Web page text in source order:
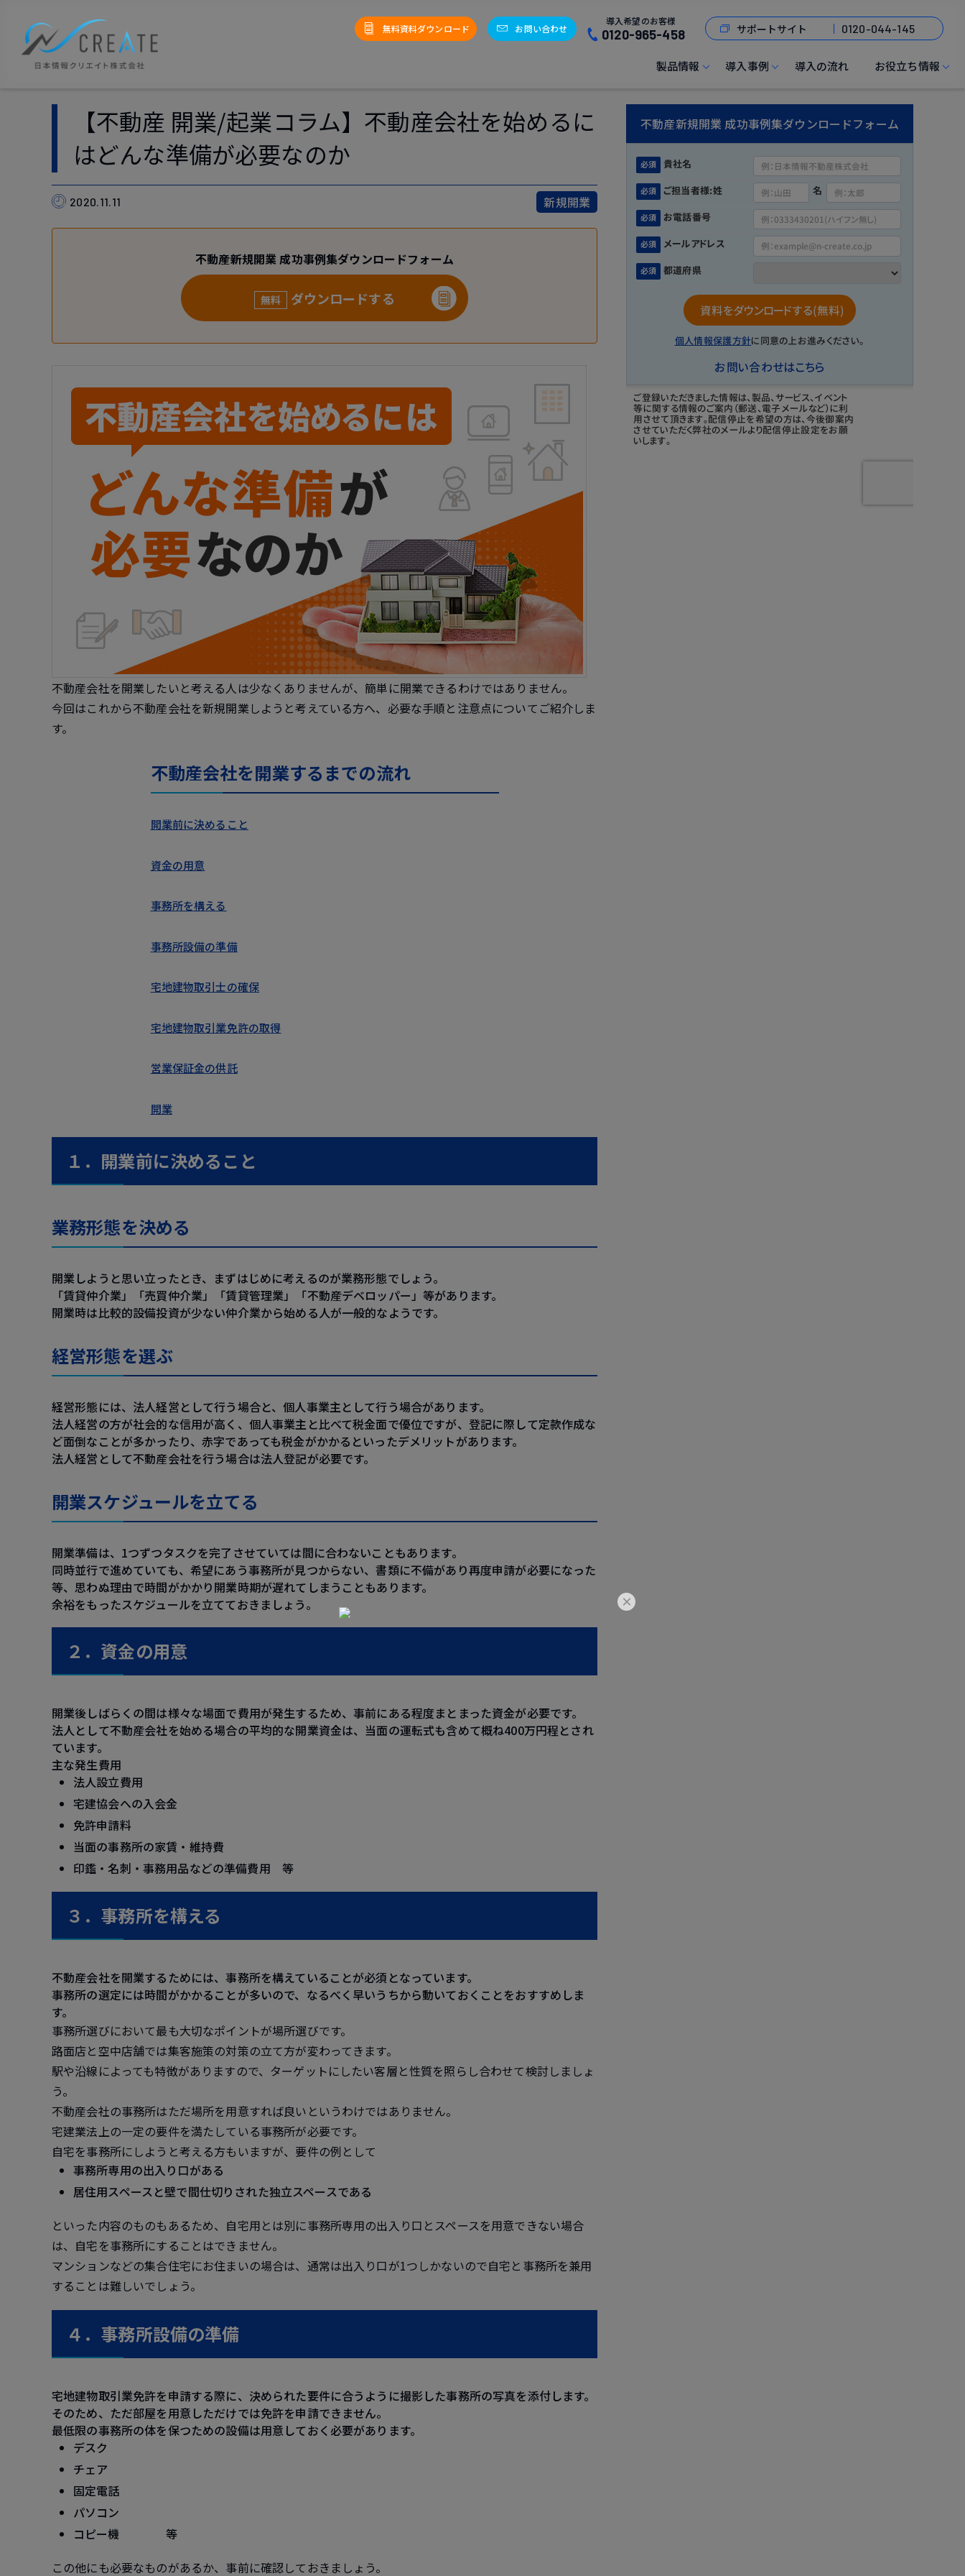
無料資料ダウンロード お問い合わせ
導入希望のお客様
0120-965-458 サポートサイト 0120-044-145
製品情報 導入事例 導入の流れ お役立ち情報
【不動産 開業/起業コラム】不動産会社を始めるに
はどんな準備が必要なのか
2020.11.11 新規開業
不動産新規開業 成功事例集ダウンロードフォーム
無料 ダウンロードする
不動産会社を開業したいと考える人は少なくありませんが、簡単に開業できるわけではありません。
今回はこれから不動産会社を新規開業しようと考えている方へ、必要な手順と注意点についてご紹介しま
す。
不動産会社を開業するまでの流れ
開業前に決めること
資金の用意
事務所を構える
事務所設備の準備
宅地建物取引士の確保
宅地建物取引業免許の取得
営業保証金の供託
開業
１．開業前に決めること
業務形態を決める
開業しようと思い立ったとき、まずはじめに考えるのが業務形態でしょう。
「賃貸仲介業」「売買仲介業」「賃貸管理業」「不動産デベロッパー」等があります。
開業時は比較的設備投資が少ない仲介業から始める人が一般的なようです。
経営形態を選ぶ
経営形態には、法人経営として行う場合と、個人事業主として行う場合があります。
法人経営の方が社会的な信用が高く、個人事業主と比べて税金面で優位ですが、登記に際して定款作成な
ど面倒なことが多かったり、赤字であっても税金がかかるといったデメリットがあります。
法人経営として不動産会社を行う場合は法人登記が必要です。
開業スケジュールを立てる
開業準備は、1つずつタスクを完了させていては間に合わないこともあります。
同時並行で進めていても、希望にあう事務所が見つからない、書類に不備があり再度申請が必要になった
等、思わぬ理由で時間がかかり開業時期が遅れてしまうこともあります。
余裕をもったスケジュールを立てておきましょう。
２．資金の用意
開業後しばらくの間は様々な場面で費用が発生するため、事前にある程度まとまった資金が必要です。
法人として不動産会社を始める場合の平均的な開業資金は、当面の運転式も含めて概ね400万円程とされ
ています。
主な発生費用
法人設立費用
宅建協会への入会金
免許申請料
当面の事務所の家賃・維持費
印鑑・名刺・事務用品などの準備費用 等
３．事務所を構える
不動産会社を開業するためには、事務所を構えていることが必須となっています。
事務所の選定には時間がかかることが多いので、なるべく早いうちから動いておくことをおすすめしま
す。
事務所選びにおいて最も大切なポイントが場所選びです。
路面店と空中店舗では集客施策の対策の立て方が変わってきます。
駅や沿線によっても特徴がありますので、ターゲットにしたい客層と性質を照らし合わせて検討しましょ
う。
不動産会社の事務所はただ場所を用意すれば良いというわけではありません。
宅建業法上の一定の要件を満たしている事務所が必要です。
自宅を事務所にしようと考える方もいますが、要件の例として
事務所専用の出入り口がある
居住用スペースと壁で間仕切りされた独立スペースである
といった内容のものもあるため、自宅用とは別に事務所専用の出入り口とスペースを用意できない場合
は、自宅を事務所にすることはできません。
マンションなどの集合住宅にお住まいの場合は、通常は出入り口が1つしかないので自宅と事務所を兼用
することは難しいでしょう。
４．事務所設備の準備
宅地建物取引業免許を申請する際に、決められた要件に合うように撮影した事務所の写真を添付します。
そのため、ただ部屋を用意しただけでは免許を申請できません。
最低限の事務所の体を保つための設備は用意しておく必要があります。
デスク
チェア
固定電話
パソコン
コピー機 等
この他にも必要なものがあるか、事前に確認しておきましょう。
不動産新規開業 成功事例集ダウンロードフォーム
×